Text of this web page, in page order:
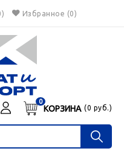
) Избранное (0)
КОРЗИНА
0
(0 руб.)